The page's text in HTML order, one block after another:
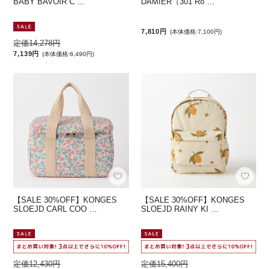
定価14,278円
7,139円 (本体価格:6,490円)
7,810円 (本体価格:7,100円)
【SALE 30%OFF】KONGES
SLOEJD CARL COO …
定価12,430円
【SALE 30%OFF】KONGES
SLOEJD RAINY KI …
定価15,400円